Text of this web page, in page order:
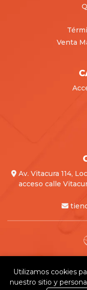
Venta
Av. Vitacura 114,
acceso calle
Utilizamos cookies
nuestro sitio y